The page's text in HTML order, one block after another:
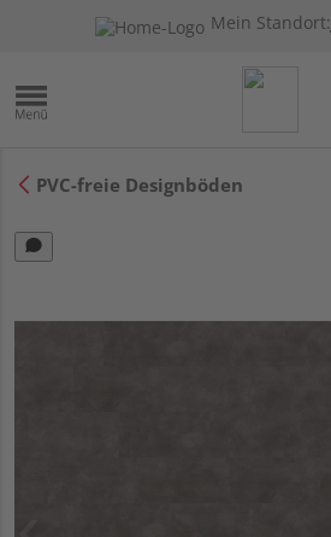
Mein Standort:
PVC-freie Designböden